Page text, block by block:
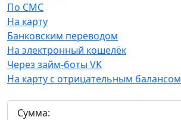
По СМС
На карту
Банковским переводом
На электронный кошелёк
Через займ-боты VK
На карту с отрицательным балансом
Сумма: